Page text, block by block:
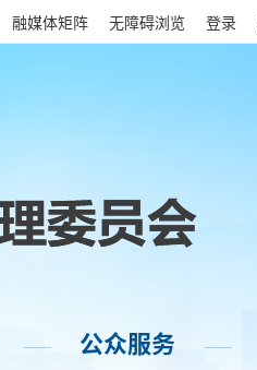
融媒体矩阵 无障碍浏览 登录
—— 公众服务 ——